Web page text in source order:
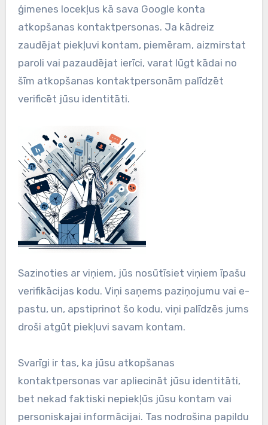
ģimenes locekļus kā sava Google konta
atkopšanas kontaktpersonas. Ja kādreiz
zaudējat piekļuvi kontam, piemēram, aizmirstat
paroli vai pazaudējat ierīci, varat lūgt kādai no
šīm atkopšanas kontaktpersonām palīdzēt
verificēt jūsu identitāti.
Sazinoties ar viņiem, jūs nosūtīsiet viņiem īpašu
verifikācijas kodu. Viņi saņems paziņojumu vai e-
pastu, un, apstiprinot šo kodu, viņi palīdzēs jums
droši atgūt piekļuvi savam kontam.
Svarīgi ir tas, ka jūsu atkopšanas
kontaktpersonas var apliecināt jūsu identitāti,
bet nekad faktiski nepiekļūs jūsu kontam vai
personiskajai informācijai. Tas nodrošina papildu